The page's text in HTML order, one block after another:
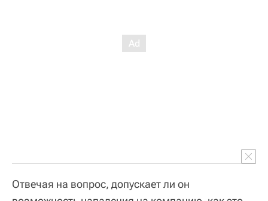
Отвечая на вопрос, допускает ли он